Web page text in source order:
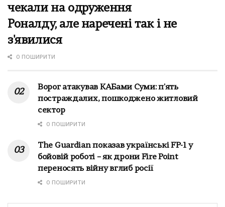
чекали на одруження
Роналду, але наречені так і не
з'явилися
0 ПОШИРИТИ
Ворог атакував КАБами Суми: п'ять
постраждалих, пошкоджено житловий
сектор
0 ПОШИРИТИ
The Guardian показав українські FP-1 у
бойовій роботі – як дрони Fire Point
переносять війну вглиб росії
0 ПОШИРИТИ